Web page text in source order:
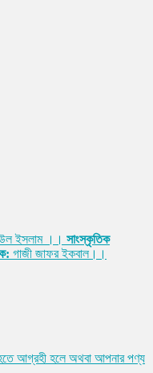
ইসলাম ।। সাংস্কৃতিক
গাজী জাফর ইকবাল।।
হতে আগ্রহী হলে অথবা আপনার পণ্য